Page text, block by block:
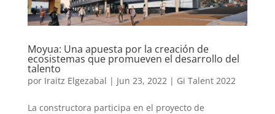
Moyua: Una apuesta por la creación de
ecosistemas que promueven el desarrollo del
talento
por Iraitz Elgezabal | Jun 23, 2022| Gi Talent 2022
La constructora participa en el proyecto de